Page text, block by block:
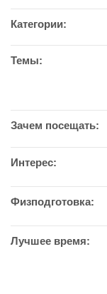
Категории:
Темы:
Зачем посещать:
Интерес:
Физподготовка:
Лучшее время: